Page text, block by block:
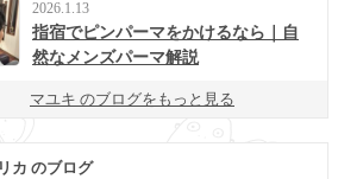
2026.1.13
指宿でピンパーマをかけるなら｜自
然なメンズパーマ解説
マユキ のブログをもっと見る
カ のブログ